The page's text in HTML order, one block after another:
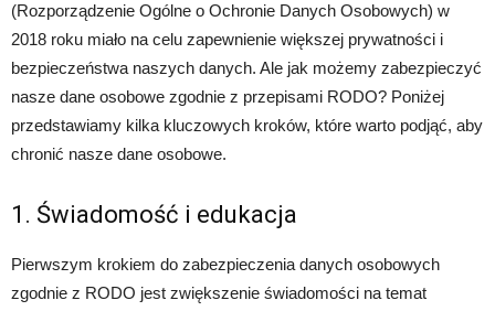
(Rozporządzenie Ogólne o Ochronie Danych Osobowych) w
2018 roku miało na celu zapewnienie większej prywatności i
bezpieczeństwa naszych danych. Ale jak możemy zabezpieczyć
nasze dane osobowe zgodnie z przepisami RODO? Poniżej
przedstawiamy kilka kluczowych kroków, które warto podjąć, aby
chronić nasze dane osobowe.
1. Świadomość i edukacja
Pierwszym krokiem do zabezpieczenia danych osobowych
zgodnie z RODO jest zwiększenie świadomości na temat